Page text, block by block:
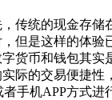
传统的现金存
但是这样的体
币和钱包其
际的交易便捷
手机APP方式进